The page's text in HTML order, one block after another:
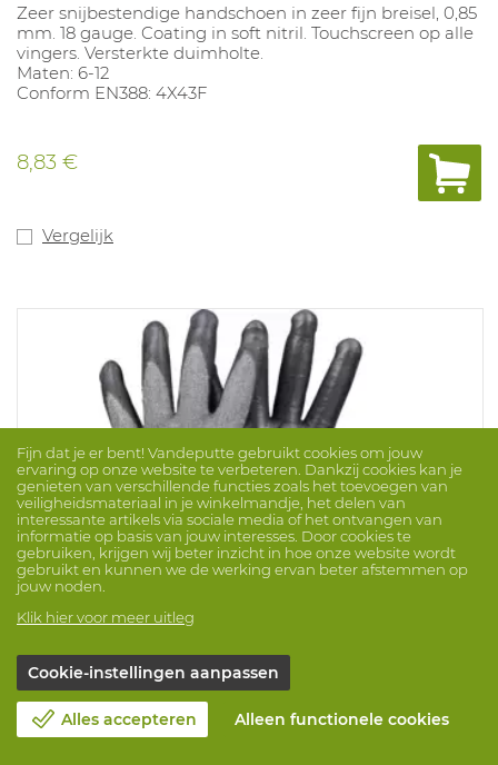
Zeer snijbestendige handschoen in zeer fijn breisel, 0,85
mm. 18 gauge. Coating in soft nitril. Touchscreen op alle
vingers. Versterkte duimholte.
Maten: 6-12
Conform EN388: 4X43F
8,83 €
Vergelijk
Handschoen Tegera 8846
Merk: TEGERA ProdNr. 1063119
Fijn dat je er bent! Vandeputte gebruikt cookies om jouw
ervaring op onze website te verbeteren. Dankzij cookies kan je
genieten van verschillende functies zoals het toevoegen van
veiligheidsmateriaal in je winkelmandje, het delen van
interessante artikels via sociale media of het ontvangen van
informatie op basis van jouw interesses. Door cookies te
gebruiken, krijgen wij beter inzicht in hoe onze website wordt
gebruikt en kunnen we de werking ervan beter afstemmen op
jouw noden.
Klik hier voor meer uitleg
Cookie-instellingen aanpassen
Alles accepteren Alleen functionele cookies